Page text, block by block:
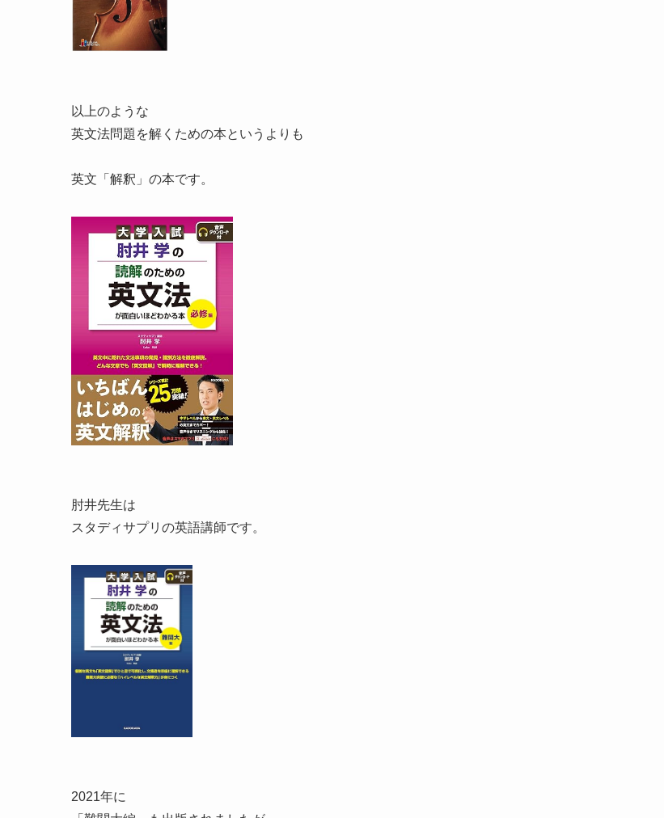
以上のような
英文法問題を解くための本というよりも
英文「解釈」の本です。
肘井先生は
スタディサプリの英語講師です。
2021年に